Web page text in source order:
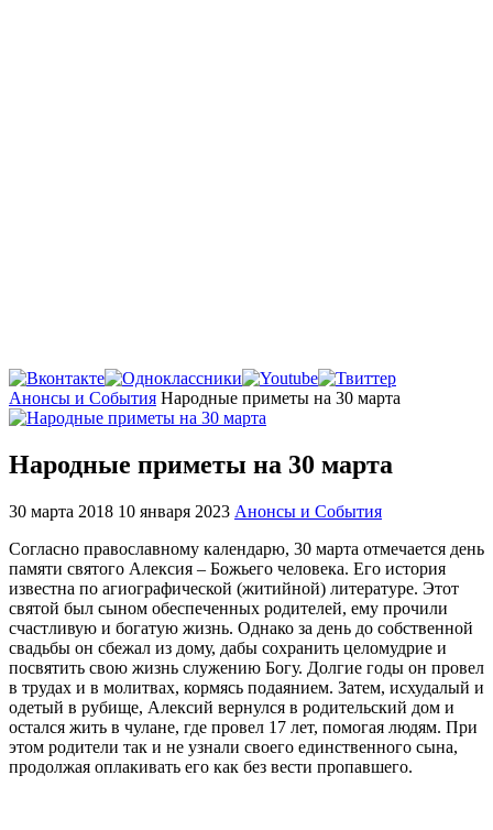
Главная
Анонсы и События Народные приметы на 30 марта
Народные приметы на 30 марта
30 марта 2018 10 января 2023 Анонсы и События
Согласно православному календарю, 30 марта отмечается день
памяти святого Алексия – Божьего человека. Его история
известна по агиографической (житийной) литературе. Этот
святой был сыном обеспеченных родителей, ему прочили
счастливую и богатую жизнь. Однако за день до собственной
свадьбы он сбежал из дому, дабы сохранить целомудрие и
посвятить свою жизнь служению Богу. Долгие годы он провел
в трудах и в молитвах, кормясь подаянием. Затем, исхудалый и
одетый в рубище, Алексий вернулся в родительский дом и
остался жить в чулане, где провел 17 лет, помогая людям. При
этом родители так и не узнали своего единственного сына,
продолжая оплакивать его как без вести пропавшего.